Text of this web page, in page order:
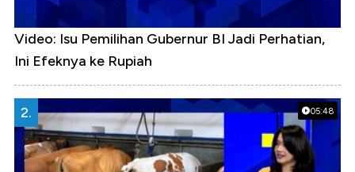
Video: Isu Pemilihan Gubernur BI Jadi Perhatian,
Ini Efeknya ke Rupiah
05:48
2.